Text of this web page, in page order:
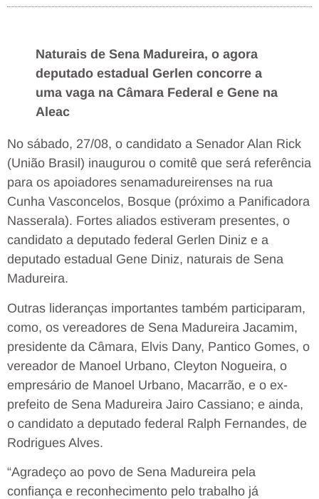
Naturais de Sena Madureira, o agora
deputado estadual Gerlen concorre a
uma vaga na Câmara Federal e Gene na
Aleac
No sábado, 27/08, o candidato a Senador Alan Rick
(União Brasil) inaugurou o comitê que será referência
para os apoiadores senamadureirenses na rua
Cunha Vasconcelos, Bosque (próximo a Panificadora
Nasserala). Fortes aliados estiveram presentes, o
candidato a deputado federal Gerlen Diniz e a
deputado estadual Gene Diniz, naturais de Sena
Madureira.
Outras lideranças importantes também participaram,
como, os vereadores de Sena Madureira Jacamim,
presidente da Câmara, Elvis Dany, Pantico Gomes, o
vereador de Manoel Urbano, Cleyton Nogueira, o
empresário de Manoel Urbano, Macarrão, e o ex-
prefeito de Sena Madureira Jairo Cassiano; e ainda,
o candidato a deputado federal Ralph Fernandes, de
Rodrigues Alves.
“Agradeço ao povo de Sena Madureira pela
confiança e reconhecimento pelo trabalho já